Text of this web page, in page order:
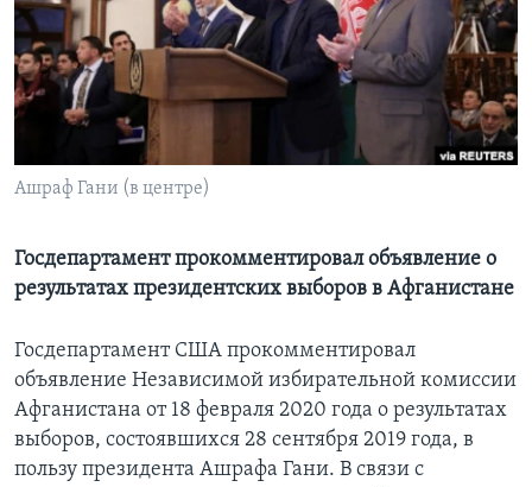
Learning English
СОЦИАЛЬНЫЕ СЕТИ
Ашраф Гани (в центре)
Госдепартамент прокомментировал объявление о
результатах президентских выборов в Афганистане
Госдепартамент США прокомментировал
объявление Независимой избирательной комиссии
Афганистана от 18 февраля 2020 года о результатах
выборов, состоявшихся 28 сентября 2019 года, в
пользу президента Ашрафа Гани. В связи с